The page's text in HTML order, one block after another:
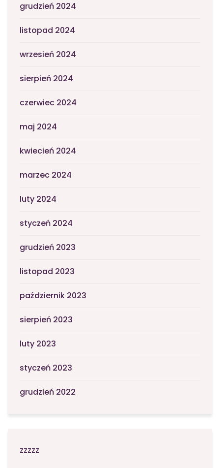
grudzień 2024
listopad 2024
wrzesień 2024
sierpień 2024
czerwiec 2024
maj 2024
kwiecień 2024
marzec 2024
luty 2024
styczeń 2024
grudzień 2023
listopad 2023
październik 2023
sierpień 2023
luty 2023
styczeń 2023
grudzień 2022
zzzzz